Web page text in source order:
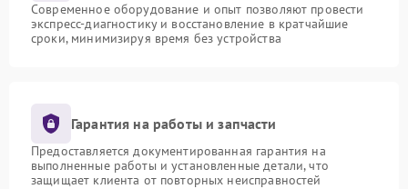
Современное оборудование и опыт позволяют провести
экспресс-диагностику и восстановление в кратчайшие
сроки, минимизируя время без устройства
Гарантия на работы и запчасти
Предоставляется документированная гарантия на
выполненные работы и установленные детали, что
защищает клиента от повторных неисправностей